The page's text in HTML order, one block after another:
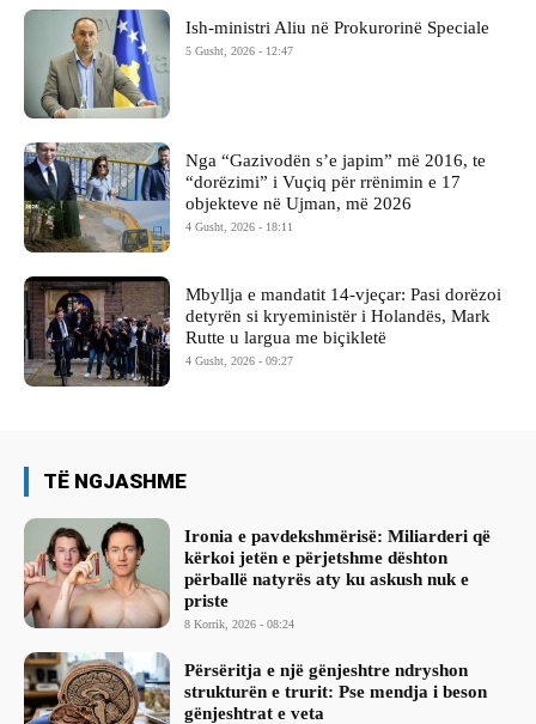
Ish-ministri ​Aliu në Prokurorinë Speciale
5 Gusht, 2026 - 12:47
Nga “Gazivodën s’e japim” më 2016, te
“dorëzimi” i Vuçiq për rrënimin e 17
objekteve në Ujman, më 2026
4 Gusht, 2026 - 18:11
Mbyllja e mandatit 14-vjeçar: Pasi dorëzoi
detyrën si kryeministër i Holandës, Mark
Rutte u largua me biçikletë
4 Gusht, 2026 - 09:27
TË NGJASHME
Ironia e pavdekshmërisë: Miliarderi që
kërkoi jetën e përjetshme dështon
përballë natyrës aty ku askush nuk e
priste
8 Korrik, 2026 - 08:24
Përsëritja e një gënjeshtre ndryshon
strukturën e trurit: Pse mendja i beson
gënjeshtrat e veta